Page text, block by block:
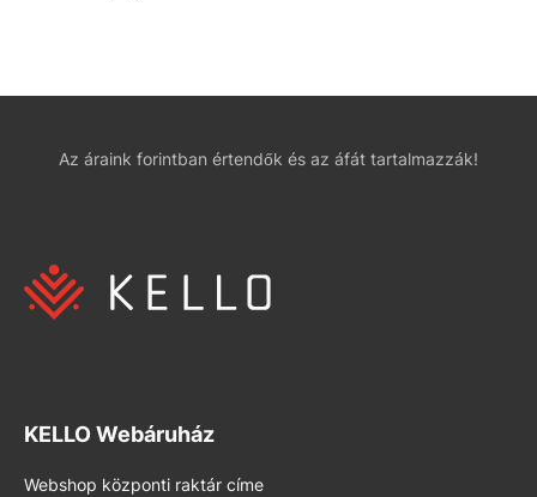
Az áraink forintban értendők és az áfát tartalmazzák!
KELLO Webáruház
Webshop központi raktár címe